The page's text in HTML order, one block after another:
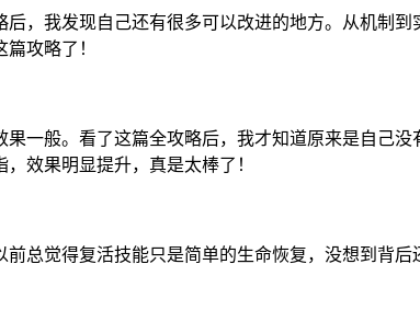
，我发现自己还有很多可以改进的地方。从机制
攻略了！
一般。看了这篇全攻略后，我才知道原来是自己
效果明显提升，真是太棒了！
总觉得复活技能只是简单的生命恢复，没想到背后